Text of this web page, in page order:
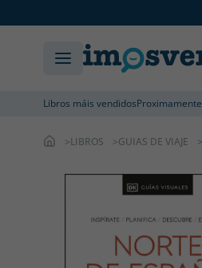
Libros máis vendidosProximamente
LIBROS GUIAS DE VIAJE